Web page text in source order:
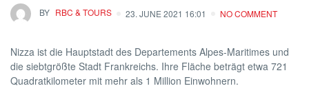
BY RBC & TOURS 23. JUNE 2021 16:01 NO COMMENT
Nizza ist die Hauptstadt des Departements Alpes-Maritimes und
die siebtgrößte Stadt Frankreichs. Ihre Fläche beträgt etwa 721
Quadratkilometer mit mehr als 1 Million Einwohnern.